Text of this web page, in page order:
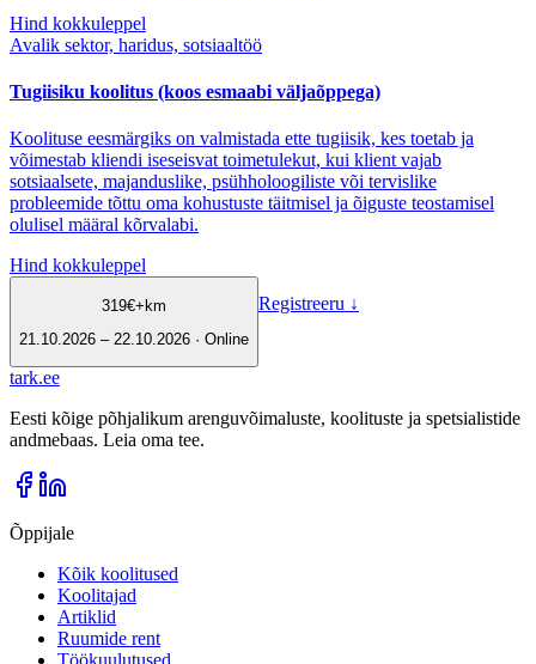
Hind kokkuleppel
Avalik sektor, haridus, sotsiaaltöö
Tugiisiku koolitus (koos esmaabi väljaõppega)
Koolituse eesmärgiks on valmistada ette tugiisik, kes toetab ja
võimestab kliendi iseseisvat toimetulekut, kui klient vajab
sotsiaalsete, majanduslike, psühholoogiliste või tervislike
probleemide tõttu oma kohustuste täitmisel ja õiguste teostamisel
olulisel määral kõrvalabi.
Hind kokkuleppel
319€+km
21.10.2026 – 22.10.2026 · Online
Registreeru ↓
tark.ee
Eesti kõige põhjalikum arenguvõimaluste, koolituste ja spetsialistide
andmebaas. Leia oma tee.
Õppijale
Kõik koolitused
Koolitajad
Artiklid
Ruumide rent